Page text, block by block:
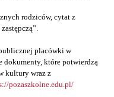
rodziców, cytat z
placówki w
dokumenty, które potwierdzą
kultury wraz z
pozaszkolne.edu.pl/